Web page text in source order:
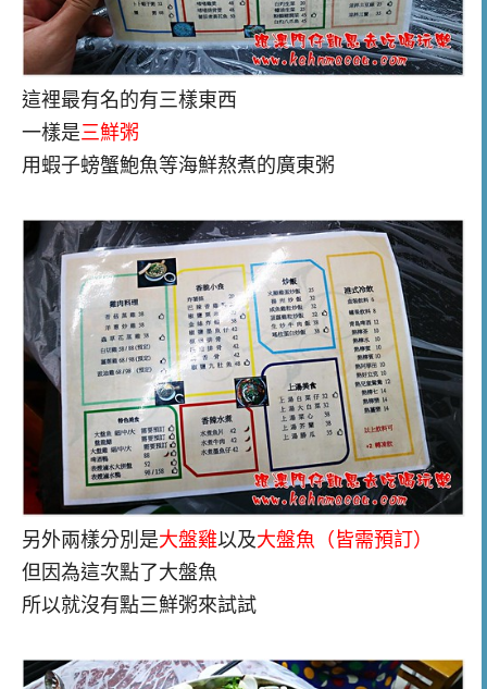
這裡最有名的有三樣東西
一樣是三鮮粥
用蝦子螃蟹鮑魚等海鮮熬煮的廣東粥
另外兩樣分別是大盤雞以及大盤魚（皆需預訂）
但因為這次點了大盤魚
所以就沒有點三鮮粥來試試